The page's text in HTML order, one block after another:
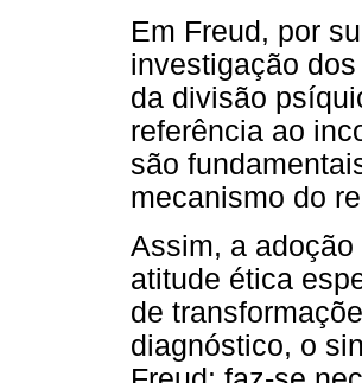
Em Freud, por
investigação
da divisão
referência ao
são
mecanismo do
Assim, a
atitude ética
de
diagnóstico, o